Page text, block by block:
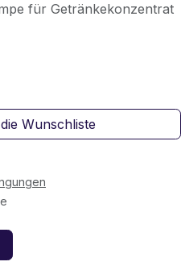
für Getränkekonzentrat
Wunschliste